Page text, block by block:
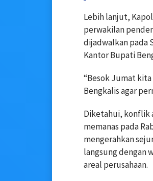
Lebih lanjut,
perwakilan
dijadwalkan pada
Kantor Bupati
“Besok Jumat
Bengkalis agar
Diketahui, konflik
memanas pada
mengerahkan
langsung dengan
areal perusahaan.